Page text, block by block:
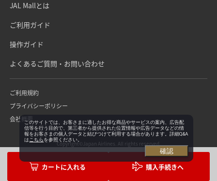
購入手続きへ
JAL Mallとは
ご利用ガイド
操作ガイド
よくあるご質問・お問い合わせ
ご利用規約
プライバシーポリシー
会社概要
Copyright©Japan Airlines. All rights reserved.
このサイトでは、お客さまに適したお得な商品やサービスの案内、広告配
信等を行う目的で、第三者から提供された位置情報や広告データなどの情
報をお客さまの個人データと結びつけて利用する場合があります。詳細Q&A
は こちらを参照ください。
確認